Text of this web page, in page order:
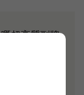
嘅超高質副牌
顛峰狀態。